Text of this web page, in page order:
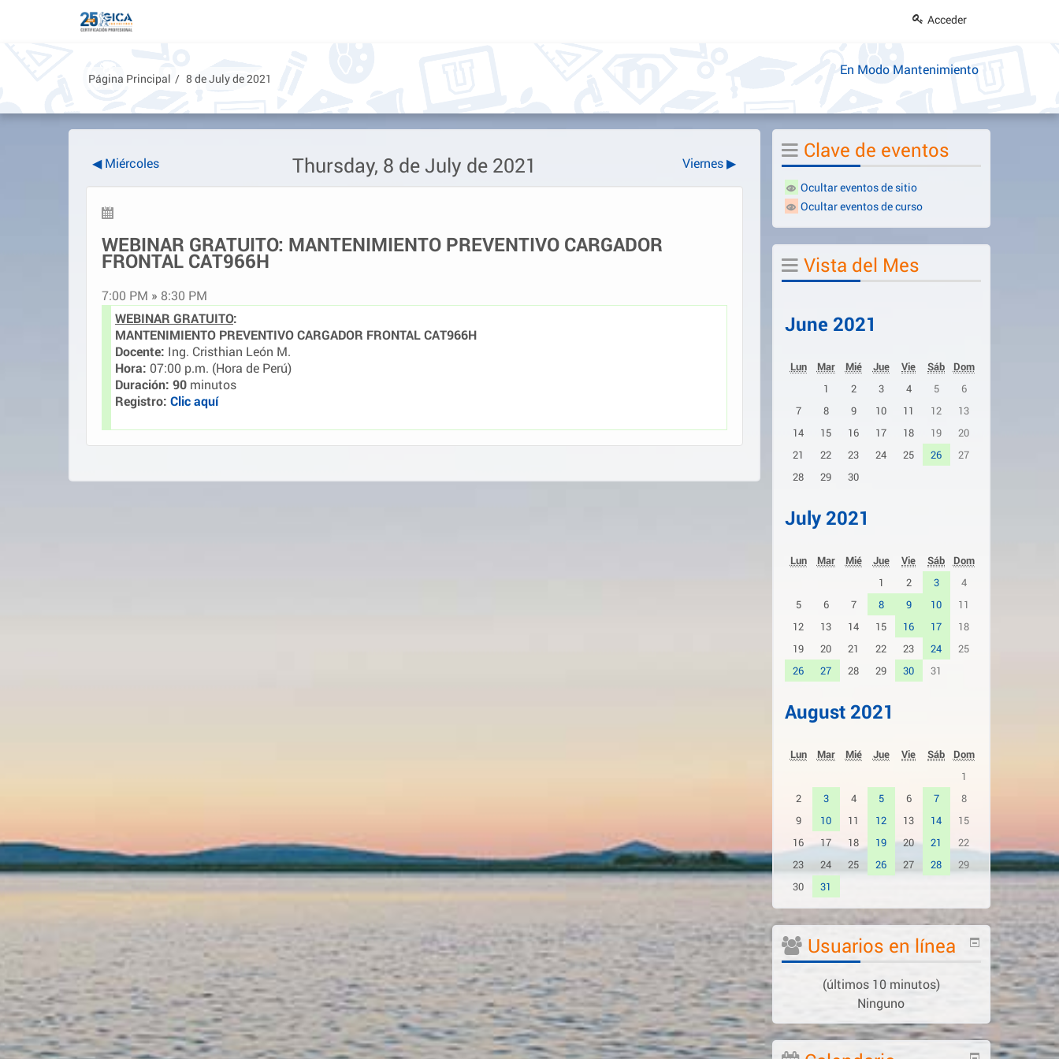
Acceder
Página Principal 8 de July de 2021
En Modo Mantenimiento
◀ Miércoles Thursday, 8 de July de 2021 Viernes ▶
WEBINAR GRATUITO: MANTENIMIENTO PREVENTIVO CARGADOR
FRONTAL CAT966H
7:00 PM » 8:30 PM
WEBINAR GRATUITO:
MANTENIMIENTO PREVENTIVO CARGADOR FRONTAL CAT966H
Docente: Ing. Cristhian León M.
Hora: 07:00 p.m. (Hora de Perú)
Duración: 90 minutos
Registro: Clic aquí
Clave
eventos
Clave de eventos
Ocultar eventos de sitio
Ocultar eventos de curso
Salta
Vista Vista del Mes
June 2021
Lun Mar Mié Jue Vie Sáb
Dom
1
2 3 4 5
6
7
8 9 10 11 12
13
14
15 16 17 18 19
20
21
22 23 24 25 26
27
28
29 30
July 2021
Lun Mar Mié Jue Vie Sáb
Dom
1
2 3
4
5
6 7 8 9 10
11
12
13 14 15 16 17
18
19
20 21 22 23 24
25
26
27 28 29 30 31
August 2021
Lun Mar Mié Jue Vie Sáb
Dom
1
2
3 4 5 6 7
8
9
10 11 12 13 14
15
16
17 18 19 20 21
22
23
24 25 26 27 28
29
30
31
Salta
Usuarios
línea
Usuarios en línea
(últimos 10 minutos)
Ninguno
Salta